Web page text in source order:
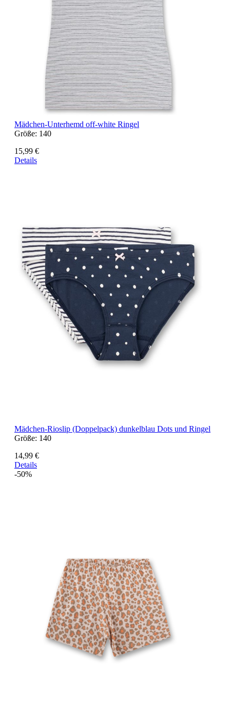
Mädchen-Unterhemd off-white Ringel
Größe: 140
15,99 €
Details
Mädchen-Rioslip (Doppelpack) dunkelblau Dots und Ringel
Größe: 140
14,99 €
Details
-50%